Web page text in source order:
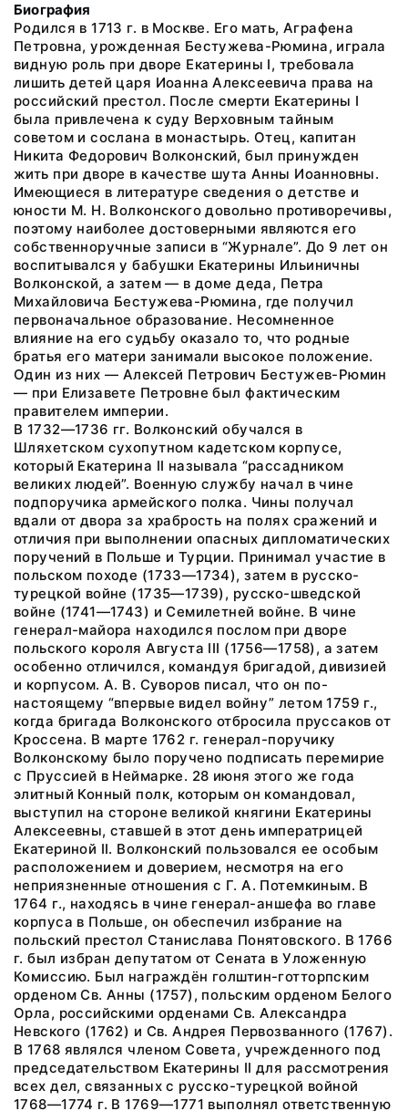
Биография
Родился в 1713 г. в Москве. Его мать, Аграфена
Петровна, урожденная Бестужева-Рюмина, играла
видную роль при дворе Екатерины I, требовала
лишить детей царя Иоанна Алексеевича права на
российский престол. После смерти Екатерины I
была привлечена к суду Верховным тайным
советом и сослана в монастырь. Отец, капитан
Никита Федорович Волконский, был принужден
жить при дворе в качестве шута Анны Иоанновны.
Имеющиеся в литературе сведения о детстве и
юности М. Н. Волконского довольно противоречивы,
поэтому наиболее достоверными являются его
собственноручные записи в “Журнале”. До 9 лет он
воспитывался у бабушки Екатерины Ильиничны
Волконской, а затем — в доме деда, Петра
Михайловича Бестужева-Рюмина, где получил
первоначальное образование. Несомненное
влияние на его судьбу оказало то, что родные
братья его матери занимали высокое положение.
Один из них — Алексей Петрович Бестужев-Рюмин
— при Елизавете Петровне был фактическим
правителем империи.
В 1732—1736 гг. Волконский обучался в
Шляхетском сухопутном кадетском корпусе,
который Екатерина II называла “рассадником
великих людей”. Военную службу начал в чине
подпоручика армейского полка. Чины получал
вдали от двора за храбрость на полях сражений и
отличия при выполнении опасных дипломатических
поручений в Польше и Турции. Принимал участие в
польском походе (1733—1734), затем в русско-
турецкой войне (1735—1739), русско-шведской
войне (1741—1743) и Семилетней войне. В чине
генерал-майора находился послом при дворе
польского короля Августа III (1756—1758), а затем
особенно отличился, командуя бригадой, дивизией
и корпусом. А. В. Суворов писал, что он по-
настоящему “впервые видел войну” летом 1759 г.,
когда бригада Волконского отбросила пруссаков от
Кроссена. В марте 1762 г. генерал-поручику
Волконскому было поручено подписать перемирие
с Пруссией в Неймарке. 28 июня этого же года
элитный Конный полк, которым он командовал,
выступил на стороне великой княгини Екатерины
Алексеевны, ставшей в этот день императрицей
Екатериной II. Волконский пользовался ее особым
расположением и доверием, несмотря на его
неприязненные отношения с Г. А. Потемкиным. В
1764 г., находясь в чине генерал-аншефа во главе
корпуса в Польше, он обеспечил избрание на
польский престол Станислава Понятовского. В 1766
г. был избран депутатом от Сената в Уложенную
Комиссию. Был награждён голштин-готторпским
орденом Св. Анны (1757), польским орденом Белого
Орла, российскими орденами Св. Александра
Невского (1762) и Св. Андрея Первозванного (1767).
В 1768 являлся членом Совета, учрежденного под
председательством Екатерины II для рассмотрения
всех дел, связанных с русско-турецкой войной
1768—1774 г. В 1769—1771 выполнял ответственную